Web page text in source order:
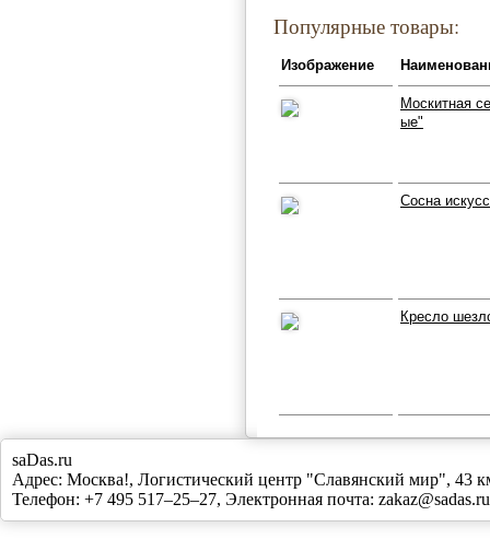
Популярные товары:
Изображение
Москитная
ые"
Сосна
Кресло
saDas.ru
Адрес: Москва!, Логистический центр "Славянский мир",
Телефон: +7 495 517–25–27, Электронная почта: zakaz@sadas.ru